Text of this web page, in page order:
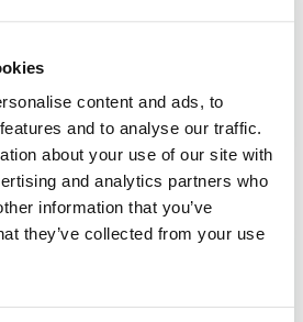
content and ads, to
and to analyse our traffic.
about your use of our site with
and analytics partners who
information that you’ve
they’ve collected from your use
OLVASOM